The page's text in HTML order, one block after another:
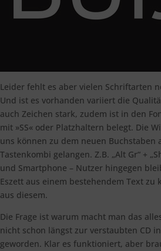
Leider fehlt es aber vielen Schriftarten
Und ist es vorhanden variiert die
auch Zeichen stark, zudem ist in den
mit »SS« oder Platzhaltern belegt. Die
uns können zu dem neuen Buchstaben
Tastenkombi gelangen. Z.B. „Alt Gr“ +
und Smartphone – Nutzer hingegen
Eszett aus einem bestehendem Text zu
aus diesem.
Die Frage ist warum macht man das
nicht schon längst zur verstaubten CD
geworden. Klar es funktioniert, aber